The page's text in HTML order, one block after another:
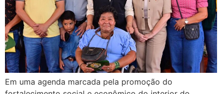
Em uma agenda marcada pela promoção do